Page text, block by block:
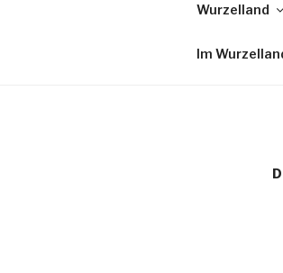
Wurzelland
Im